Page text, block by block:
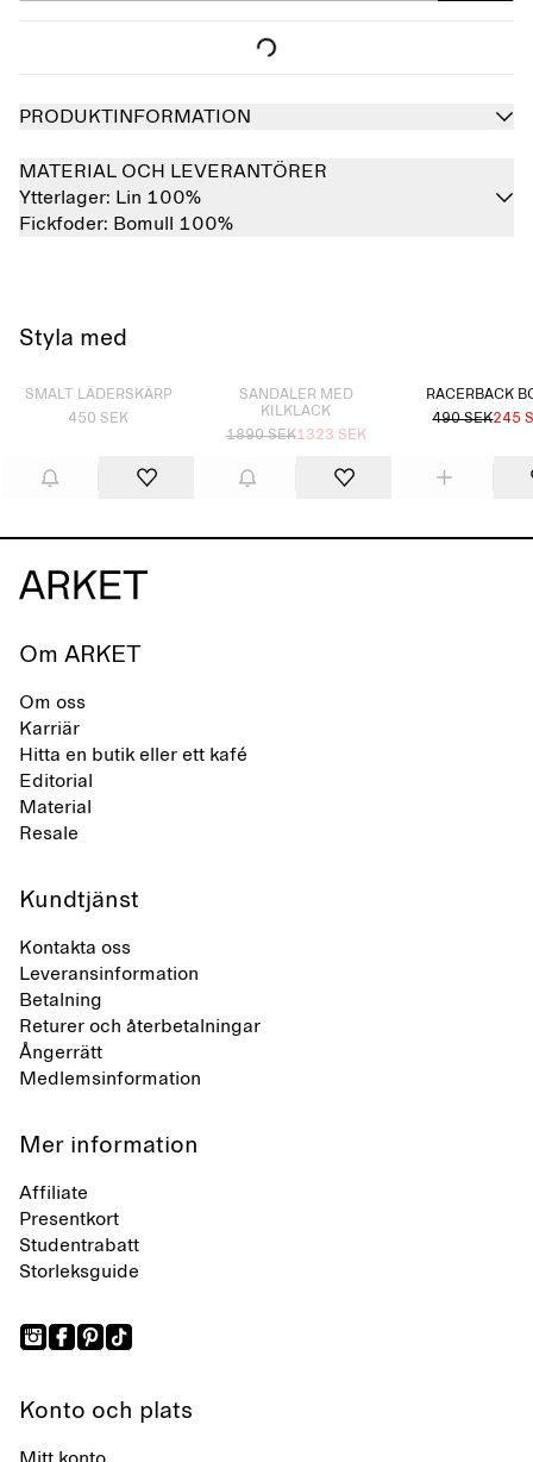
PRODUKTINFORMATION
MATERIAL OCH LEVERANTÖRER
Ytterlager: Lin 100%
Fickfoder: Bomull 100%
Styla med
Slutsåld
SMALT LÄDERSKÄRP
450 SEK
SANDALER MED
KILKLACK
1890 SEK1323 SEK
RACERBACK
490 SEK245
Om ARKET
Om oss
Karriär
Hitta en butik eller ett kafé
Editorial
Material
Resale
Kundtjänst
Kontakta oss
Leveransinformation
Betalning
Returer och återbetalningar
Ångerrätt
Medlemsinformation
Mer information
Affiliate
Presentkort
Studentrabatt
Storleksguide
Konto och plats